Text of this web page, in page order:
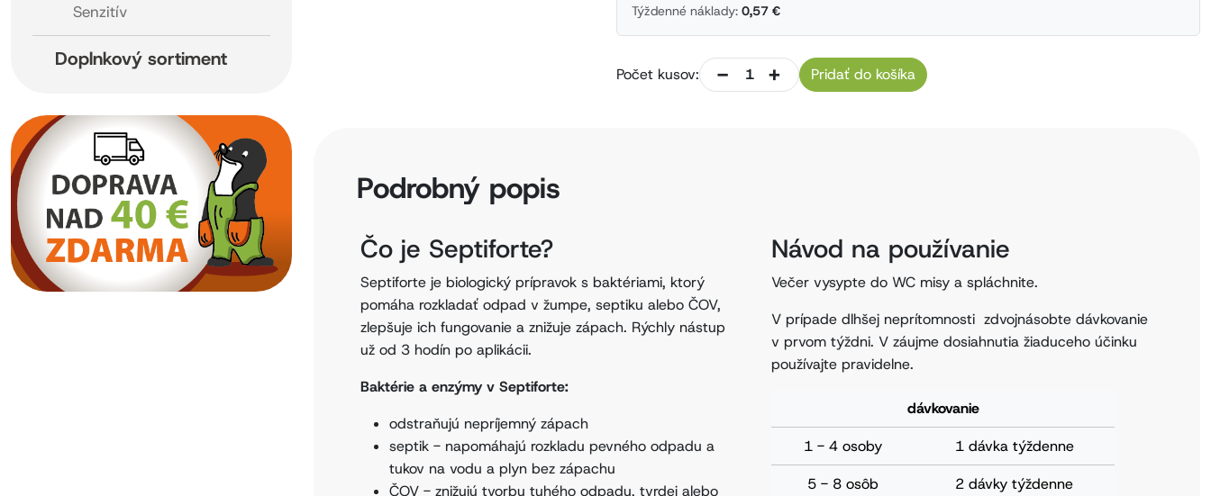
Senzitív
Doplnkový sortiment
Týždenné náklady: 0,57 €
Počet kusov: - + Pridať do košíka
Podrobný popis
Čo je Septiforte?
Septiforte je biologický prípravok s baktériami, ktorý
pomáha rozkladať odpad v žumpe, septiku alebo ČOV,
zlepšuje ich fungovanie a znižuje zápach. Rýchly nástup
už od 3 hodín po aplikácii.
Baktérie a enzýmy v Septiforte:
odstraňujú nepríjemný zápach
septik - napomáhajú rozkladu pevného odpadu a
tukov na vodu a plyn bez zápachu
ČOV - znižujú tvorbu tuhého odpadu, tvrdej alebo
Návod na používanie
Večer vysypte do WC misy a spláchnite.
V prípade dlhšej neprítomnosti zdvojnásobte dávkovanie
v prvom týždni. V záujme dosiahnutia žiaduceho účinku
používajte pravidelne.
dávkovanie
1 - 4 osoby
1 dávka týždenne
5 - 8 osôb
2 dávky týždenne